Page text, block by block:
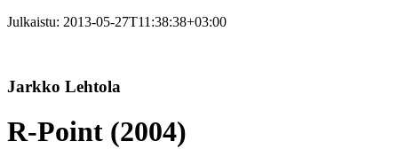
Julkaistu: 2013-05-27T11:38:38+03:00
Jarkko Lehtola
R-Point (2004)